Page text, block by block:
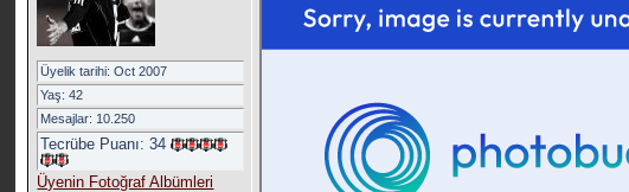
Üyelik tarihi: Oct 2007
Yaş: 42
Mesajlar: 10.250
Tecrübe Puanı:34
Üyenin Fotoğraf Albümleri